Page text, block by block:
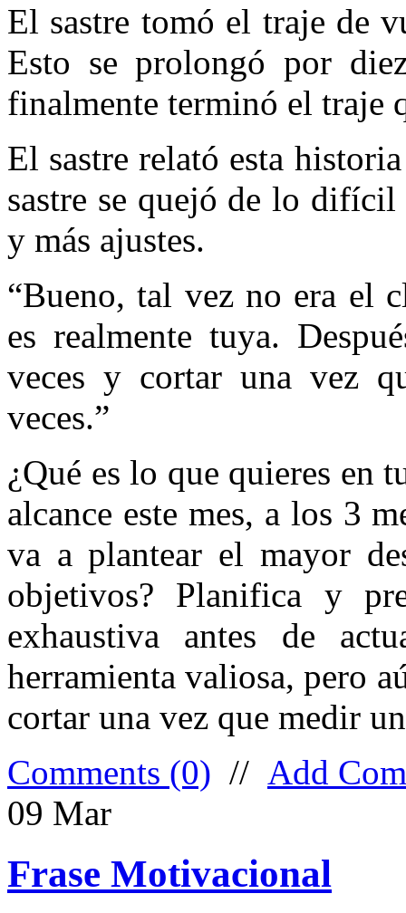
El sastre tomó el traje de
Esto se prolongó por
finalmente terminó el traje
El sastre relató esta
sastre se quejó de lo
y más ajustes.
“Bueno, tal vez no era el
es realmente tuya.
veces y cortar una vez
veces.”
¿Qué es lo que quieres en
alcance este mes, a los 3
va a plantear el mayor
objetivos? Planifica y
exhaustiva antes de
herramienta valiosa, pero
cortar una vez que medir
Comments (0) // Add
09 Mar
Frase Motivacional